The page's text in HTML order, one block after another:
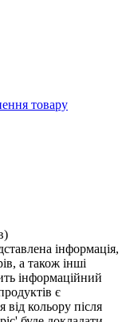
товару
інформація,
а також інші
інформаційний
є
кольору після